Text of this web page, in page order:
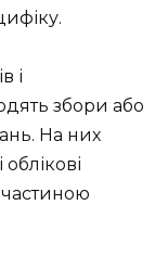
і
збори або
На них